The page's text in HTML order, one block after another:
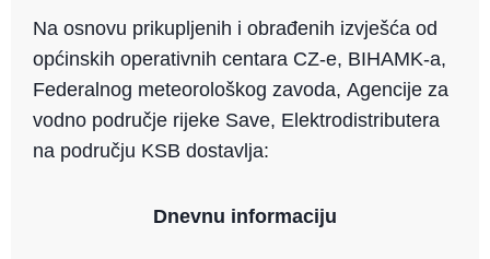
Li
n
k
b
o
o
k
Na osnovu prikupljenih i obrađenih izvješća od
općinskih operativnih centara CZ-e, BIHAMK-a,
Federalnog meteorološkog zavoda, Agencije za
vodno područje rijeke Save, Elektrodistributera
na području KSB dostavlja:
Dnevnu informaciju